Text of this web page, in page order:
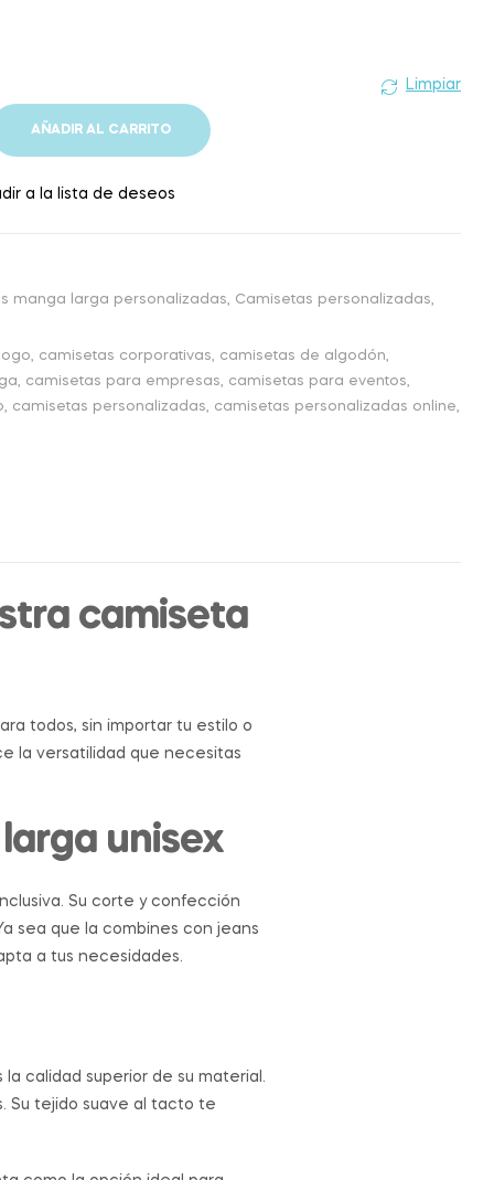
Limpiar
AÑADIR AL CARRITO
a la lista de deseos
manga larga personalizadas Camisetas personalizadas
camisetas corporativas camisetas de algodón
camisetas para empresas camisetas para eventos
camisetas personalizadas camisetas personalizadas online
camiseta
todos, sin importar tu estilo o
la versatilidad que necesitas
unisex
Su corte y confección
sea que la combines con jeans
a tus necesidades.
calidad superior de su material.
Su tejido suave al tacto te